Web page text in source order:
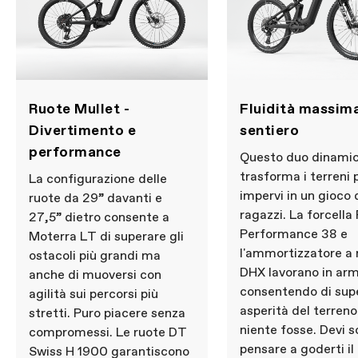
Ruote Mullet -
Divertimento e
performance
La configurazione delle
ruote da 29” davanti e
27,5” dietro consente a
Moterra LT di superare gli
ostacoli più grandi ma
anche di muoversi con
agilità sui percorsi più
stretti. Puro piacere senza
compromessi. Le ruote DT
Swiss H 1900 garantiscono
Fluidità
sentiero
Questo duo
trasforma i terreni
impervi in un gioco
ragazzi. La forcella
Performance 38 e
l'ammortizzatore a
DHX lavorano in
consentendo di
asperità del
niente fosse. Devi
pensare a goderti il